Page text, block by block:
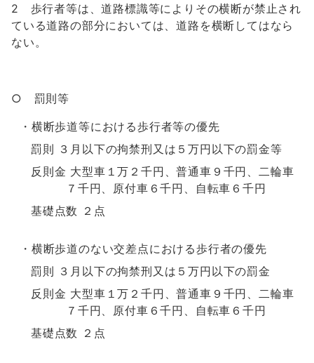
2 歩行者等は、道路標識等によりその横断が禁止され
ている道路の部分においては、道路を横断してはなら
ない。
○ 罰則等
・横断歩道等における歩行者等の優先
罰則 ３月以下の拘禁刑又は５万円以下の罰金等
反則金 大型車１万２千円、普通車９千円、二輪車
７千円、原付車６千円、自転車６千円
基礎点数 ２点
・横断歩道のない交差点における歩行者の優先
罰則 ３月以下の拘禁刑又は５万円以下の罰金
反則金 大型車１万２千円、普通車９千円、二輪車
７千円、原付車６千円、自転車６千円
基礎点数 ２点